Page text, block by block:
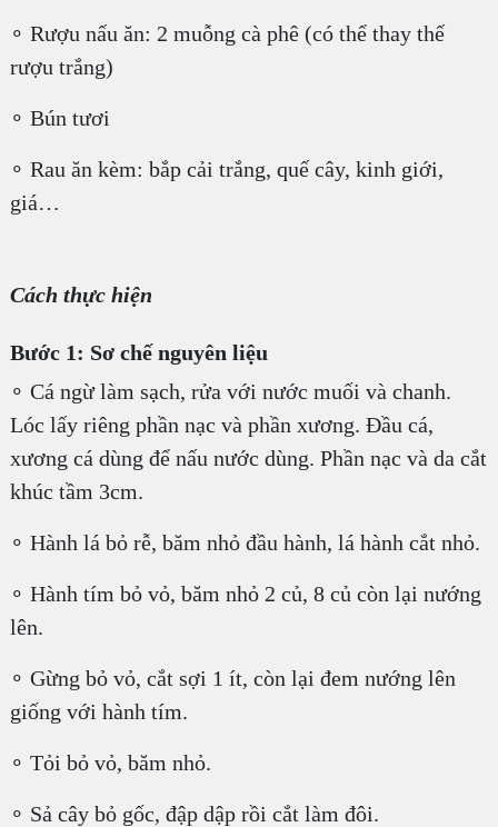
∘ Rượu nấu ăn: 2 muỗng cà phê (có thể thay thế
rượu trắng)
∘ Bún tươi
∘ Rau ăn kèm: bắp cải trắng, quế cây, kinh giới,
giá…
Cách thực hiện
Bước 1: Sơ chế nguyên liệu
∘ Cá ngừ làm sạch, rửa với nước muối và chanh.
Lóc lấy riêng phần nạc và phần xương. Đầu cá,
xương cá dùng để nấu nước dùng. Phần nạc và da cắt
khúc tầm 3cm.
∘ Hành lá bỏ rễ, băm nhỏ đầu hành, lá hành cắt nhỏ.
∘ Hành tím bỏ vỏ, băm nhỏ 2 củ, 8 củ còn lại nướng
lên.
∘ Gừng bỏ vỏ, cắt sợi 1 ít, còn lại đem nướng lên
giống với hành tím.
∘ Tỏi bỏ vỏ, băm nhỏ.
∘ Sả cây bỏ gốc, đập dập rồi cắt làm đôi.